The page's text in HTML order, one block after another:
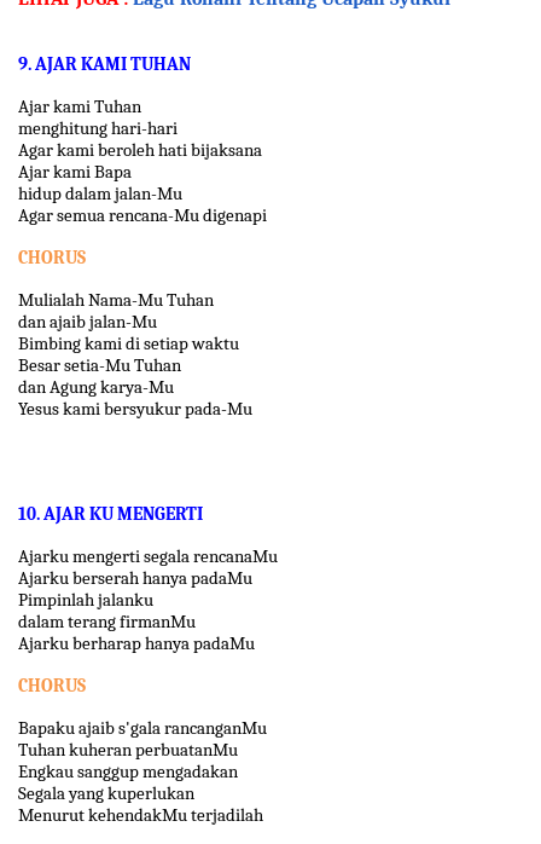
9. AJAR KAMI TUHAN
Ajar kami Tuhan
menghitung hari-hari
Agar kami beroleh hati bijaksana
Ajar kami Bapa
hidup dalam jalan-Mu
Agar semua rencana-Mu digenapi
CHORUS
Mulialah Nama-Mu Tuhan
dan ajaib jalan-Mu
Bimbing kami di setiap waktu
Besar setia-Mu Tuhan
dan Agung karya-Mu
Yesus kami bersyukur pada-Mu
10. AJAR KU MENGERTI
Ajarku mengerti segala rencanaMu
Ajarku berserah hanya padaMu
Pimpinlah jalanku
dalam terang firmanMu
Ajarku berharap hanya padaMu
CHORUS
Bapaku ajaib s'gala rancanganMu
Tuhan kuheran perbuatanMu
Engkau sanggup mengadakan
Segala yang kuperlukan
Menurut kehendakMu terjadilah